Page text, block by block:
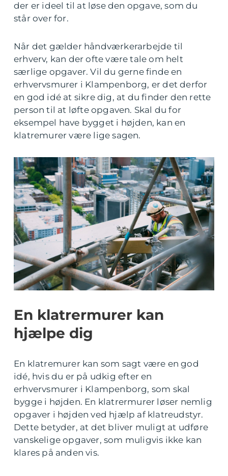
der er ideel til at løse den opgave, som du
står over for.
Når det gælder håndværkerarbejde til
erhverv, kan der ofte være tale om helt
særlige opgaver. Vil du gerne finde en
erhvervsmurer i Klampenborg, er det derfor
en god idé at sikre dig, at du finder den rette
person til at løfte opgaven. Skal du for
eksempel have bygget i højden, kan en
klatremurer være lige sagen.
En klatrermurer kan
hjælpe dig
En klatremurer kan som sagt være en god
idé, hvis du er på udkig efter en
erhvervsmurer i Klampenborg, som skal
bygge i højden. En klatrermurer løser nemlig
opgaver i højden ved hjælp af klatreudstyr.
Dette betyder, at det bliver muligt at udføre
vanskelige opgaver, som muligvis ikke kan
klares på anden vis.